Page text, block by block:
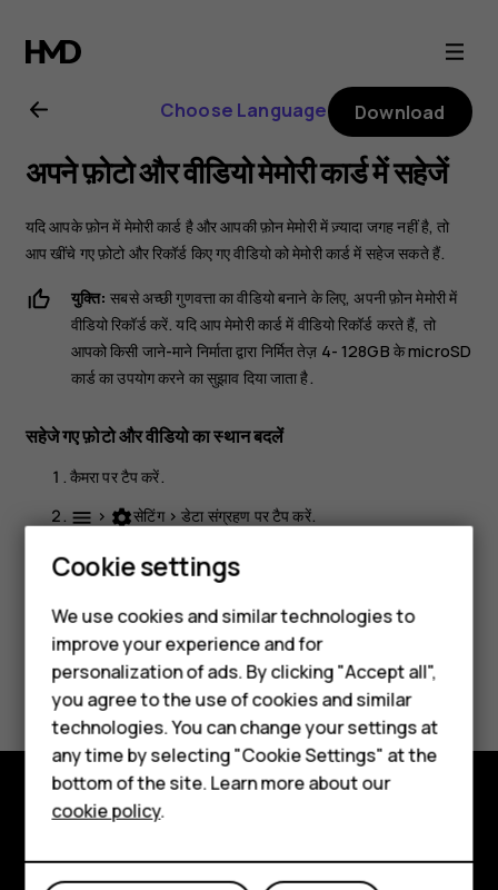
Nokia
2.1
user
guide
Smartphones
Feature phones
Phones for kids
Accessories
HMD Terra M
For business
Tablets
Choose Language Download
अपने फ़ोटो और वीडियो मेमोरी कार्ड में सहेजें
यदि आपके फ़ोन में मेमोरी कार्ड है और आपकी फ़ोन मेमोरी में ज़्यादा जगह नहीं है, तो
आप खींचे गए फ़ोटो और रिकॉर्ड किए गए वीडियो को मेमोरी कार्ड में सहेज सकते हैं.
युक्ति: सबसे अच्छी गुणवत्ता का वीडियो बनाने के लिए, अपनी फ़ोन मेमोरी में
वीडियो रिकॉर्ड करें. यदि आप मेमोरी कार्ड में वीडियो रिकॉर्ड करते हैं, तो
आपको किसी जाने-माने निर्माता द्वारा निर्मित तेज़ 4- 128GB के microSD
कार्ड का उपयोग करने का सुझाव दिया जाता है.
सहेजे गए फ़ोटो और वीडियो का स्थान बदलें
कैमरापर टैप करें.
menu > settingsसेटिंग>डेटा संग्रहण पर टैप करें.
Did you find this helpful?
Yes No
About
Cookie settings
We use cookies and similar technologies to
improve your experience and for
personalization of ads. By clicking "Accept all",
you agree to the use of cookies and similar
technologies. You can change your settings at
any time by selecting "Cookie Settings" at the
bottom of the site. Learn more about our
cookie policy.